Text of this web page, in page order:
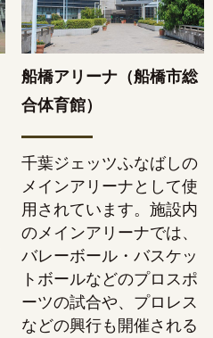
船橋アリーナ（船橋市総
合体育館）
千葉ジェッツふなばしの
メインアリーナとして使
用されています。施設内
のメインアリーナでは、
バレーボール・バスケッ
トボールなどのプロスポ
ーツの試合や、プロレス
などの興行も開催される